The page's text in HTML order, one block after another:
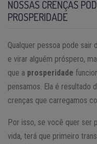
NOSSAS CRENÇAS
PROSPERIDADE
Qualquer pessoa pode
e virar alguém próspero,
que a prosperidade
pensamos. Ela é resultado
crenças que carregamos
Por isso, se você quer ser
vida, terá que primeiro